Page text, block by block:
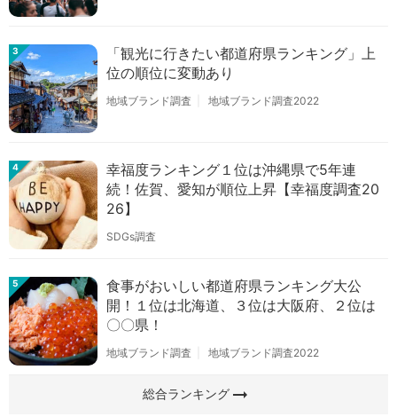
3
「観光に行きたい都道府県ランキング」上
位の順位に変動あり
地域ブランド調査 地域ブランド調査2022
4
幸福度ランキング１位は沖縄県で5年連
続！佐賀、愛知が順位上昇【幸福度調査20
26】
SDGs調査
5
食事がおいしい都道府県ランキング大公
開！１位は北海道、３位は大阪府、２位は
〇〇県！
地域ブランド調査 地域ブランド調査2022
総合ランキングarrow_right_alt